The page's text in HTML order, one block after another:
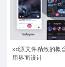
xd源文件精致的概
用界面设计